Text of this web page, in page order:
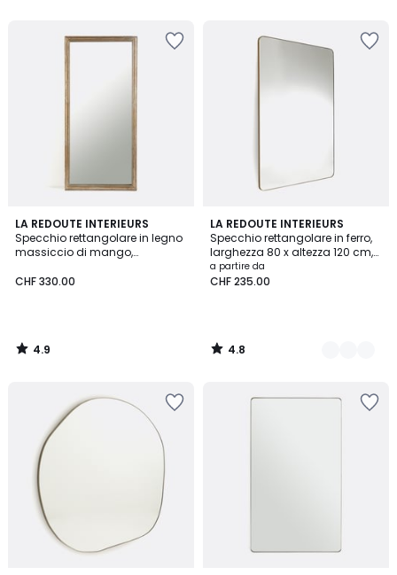
LA REDOUTE INTERIEURS
Specchio rettangolare in legno
massiccio di mango,
Afsan
CHF 330.00
4.9
/ 5
4.9
/
LA REDOUTE INTERIEURS
Specchio rettangolare in ferro,
larghezza 80 x altezza 120 cm,
IODUS
a partire da
CHF 235.00
4.8
/ 5
2
Colori
4.8
/